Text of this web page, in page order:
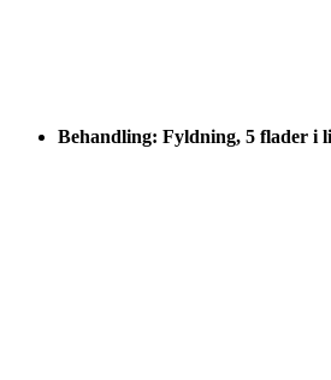
Behandling: Fyldning, 5 flader i